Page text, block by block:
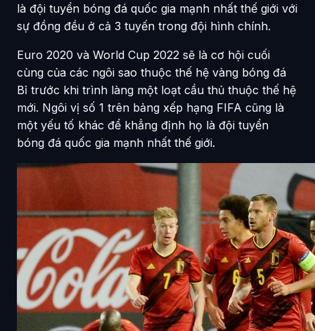
là đội tuyển bóng đá quốc gia mạnh nhất thế giới với
sự đồng đều ở cả 3 tuyến trong đội hình chính.
Euro 2020 và World Cup 2022 sẽ là cơ hội cuối
cùng của các ngôi sao thuộc thế hệ vàng bóng đá
Bỉ trước khi trình làng một loạt cầu thủ thuộc thế hệ
mới. Ngôi vị số 1 trên bảng xếp hạng FIFA cũng là
một yếu tố khác để khẳng định họ là đội tuyển
bóng đá quốc gia mạnh nhất thế giới.